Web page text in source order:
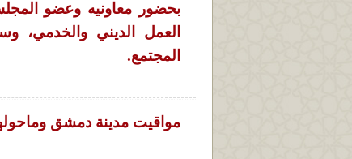
بحضور معاونيه وعضو
العمل الديني والخدمي،
المجتمع.
مواقيت مدينة دمشق